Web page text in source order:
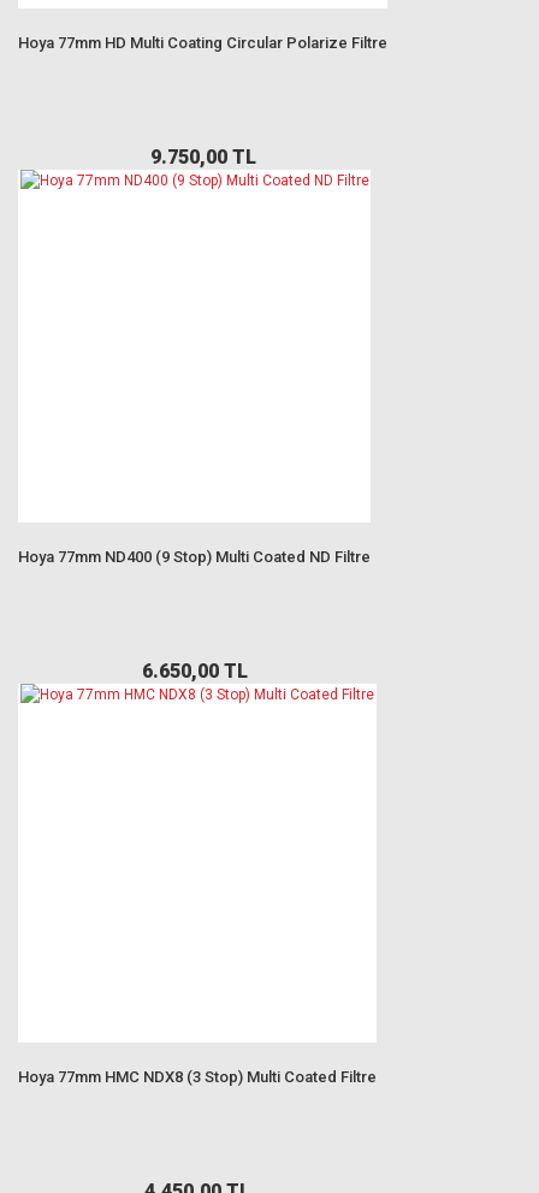
Hoya 77mm HD Multi Coating Circular Polarize Filtre
9.750,00 TL
Hoya 77mm ND400 (9 Stop) Multi Coated ND Filtre
6.650,00 TL
Hoya 77mm HMC NDX8 (3 Stop) Multi Coated Filtre